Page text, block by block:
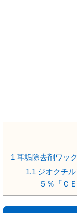
1 耳垢除去剤ワッ
1.1 ジオクチ
５％「Ｃ